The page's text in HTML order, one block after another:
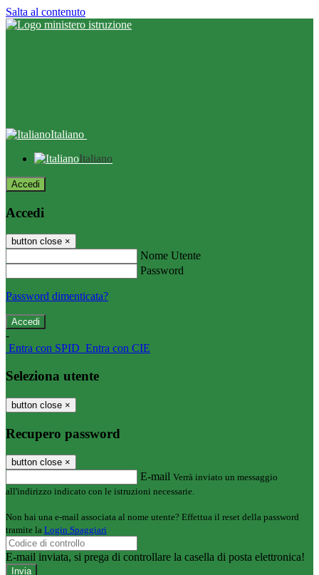
Salta al contenuto
Italiano
Italiano
Accedi
Accedi
button close ×
Nome Utente
Password
Password dimenticata?
-
Entra con SPID Entra con CIE
Seleziona utente
button close ×
Recupero password
button close ×
E-mail Verrà inviato un messaggio
all'indirizzo indicato con le istruzioni necessarie.
Non hai una e-mail associata al nome utente? Effettua il reset della password
tramite la Login Spaggiari
E-mail inviata, si prega di controllare la casella di posta elettronica!